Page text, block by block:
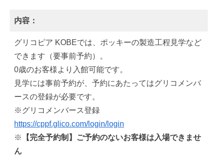
内容：
グリコピア KOBEでは、ポッキーの製造工程見学など
できます（要事前予約）。
0歳のお客様より入館可能です。
見学には事前予約が、予約にあたってはグリコメンバ
ースの登録が必要です。
※グリコメンバース登録
https://cppf.glico.com/login/login
※
【完全予約制】ご予約のないお客様は入場できませ
ん